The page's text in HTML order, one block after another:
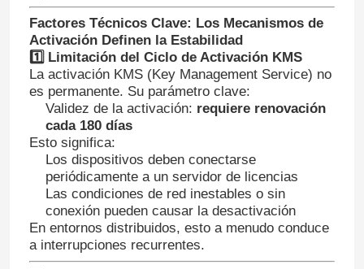
Factores Técnicos Clave: Los Mecanismos de
Activación Definen la Estabilidad
1️⃣ Limitación del Ciclo de Activación KMS
La activación KMS (Key Management Service) no
es permanente. Su parámetro clave:
Validez de la activación: requiere renovación
cada 180 días
Esto significa:
Los dispositivos deben conectarse
periódicamente a un servidor de licencias
Las condiciones de red inestables o sin
conexión pueden causar la desactivación
En entornos distribuidos, esto a menudo conduce
a interrupciones recurrentes.